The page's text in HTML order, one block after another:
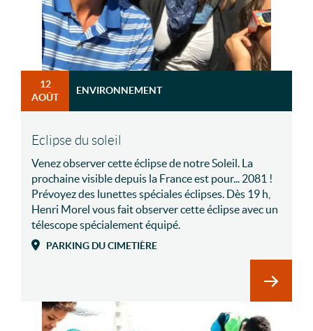
12
AOÛT
ENVIRONNEMENT
Eclipse du soleil
Venez observer cette éclipse de notre Soleil. La
prochaine visible depuis la France est pour... 2081 !
Prévoyez des lunettes spéciales éclipses. Dès 19 h,
Henri Morel vous fait observer cette éclipse avec un
télescope spécialement équipé.
PARKING DU CIMETIÈRE
En